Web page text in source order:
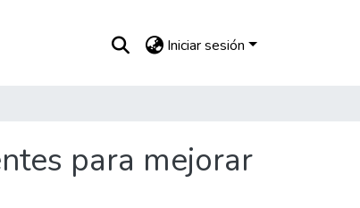
Iniciar sesión
para mejorar